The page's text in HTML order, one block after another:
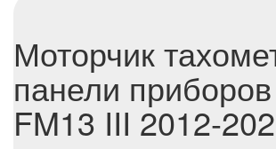
Моторчик
панели
FM13 III 2012-